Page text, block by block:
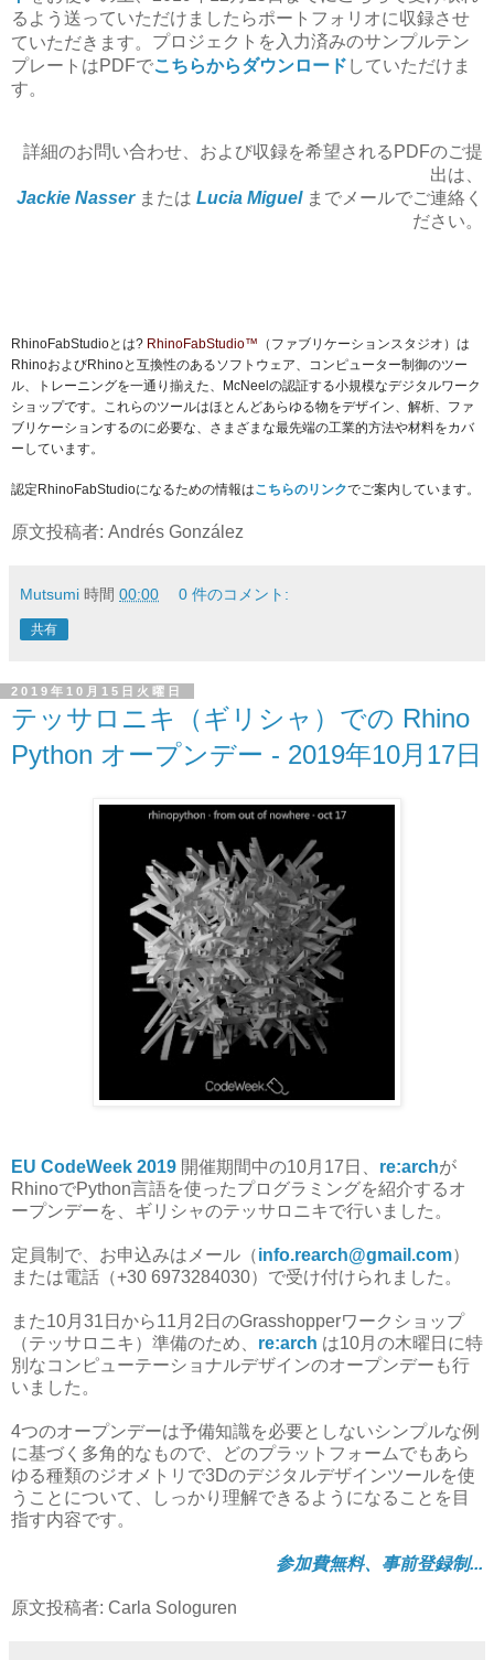
るよう送っていただけましたらポートフォリオに収録させ
ていただきます。 プロジェクトを入力済みのサンプルテン
プレートはPDFでこちらからダウンロード していただけま
す。
詳細のお問い合わせ、および収録を希望されるPDFのご提
出は、
Jackie Nasser または Lucia Miguelまでメールでご連絡く
ださい。
RhinoFabStudioとは? RhinoFabStudio™ （ファブリケーションスタジオ）は
RhinoおよびRhinoと互換性のあるソフトウェア、コンピューター制御のツー
ル、トレーニングを一通り揃えた、McNeelの認証する小規模なデジタルワーク
ショップです。これらのツールはほとんどあらゆる物をデザイン、解析、ファ
ブリケーションするのに必要な、さまざまな最先端の工業的方法や材料をカバ
ーしています。
認定RhinoFabStudioになるための情報はこちらのリンクでご案内しています。
原文投稿者: Andrés González
Mutsumi 時間 00:00 0 件のコメント:
共有
2019年10月15日火曜日
テッサロニキ（ギリシャ）での Rhino
Python オープンデー - 2019年10月17日
EU CodeWeek 2019 開催期間中の10月17日、 re:archが
RhinoでPython言語を使ったプログラミングを紹介するオ
ープンデーを、ギリシャのテッサロニキで行いました。
定員制で、お申込みはメール（info.rearch@gmail.com）
または電話（+30 6973284030）で受け付けられました。
また10月31日から11月2日のGrasshopperワークショップ
（テッサロニキ）準備のため、 re:arch は10月の木曜日に特
別なコンピューテーショナルデザインのオープンデーも行
いました。
4つのオープンデーは予備知識を必要としないシンプルな例
に基づく多角的なもので、どのプラットフォームでもあら
ゆる種類のジオメトリで3Dのデジタルデザインツールを使
うことについて、しっかり理解できるようになることを目
指す内容です。
参加費無料、事前登録制...
原文投稿者: Carla Sologuren